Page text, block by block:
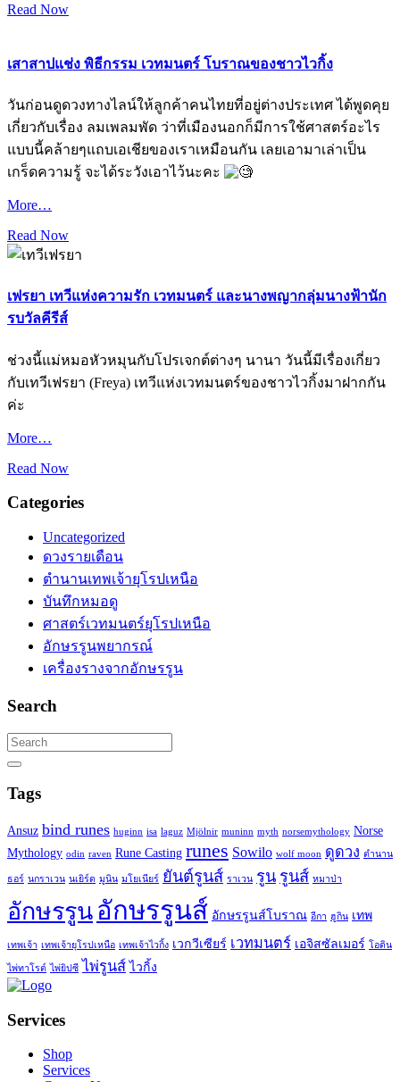
Read Now
เสาสาปแช่ง พิธีกรรม เวทมนตร์ โบราณของชาวไวกิ้ง
วันก่อนดูดวงทางไลน์ให้ลูกค้าคนไทยที่อยู่ต่างประเทศ ได้พูดคุย
เกี่ยวกับเรื่อง ลมเพลมพัด ว่าที่เมืองนอกก็มีการใช้ศาสตร์อะไร
แบบนี้คล้ายๆแถบเอเชียของเราเหมือนกัน เลยเอามาเล่าเป็น
เกร็ดความรู้ จะได้ระวังเอาไว้นะคะ
More…
Read Now
เฟรยา เทวีแห่งความรัก เวทมนตร์ และนางพญากลุ่มนางฟ้านัก
รบวัลคีรีส์
ช่วงนี้แม่หมอหัวหมุนกับโปรเจกต์ต่างๆ นานา วันนี้มีเรื่องเกี่ยว
กับเทวีเฟรยา (Freya) เทวีแห่งเวทมนตร์ของชาวไวกิ้งมาฝากกัน
ค่ะ
More…
Read Now
Categories
Uncategorized
ดวงรายเดือน
ตำนานเทพเจ้ายุโรปเหนือ
บันทึกหมอดู
ศาสตร์เวทมนตร์ยุโรปเหนือ
อักษรรูนพยากรณ์
เครื่องรางจากอักษรรูน
Search
Search
for:
Search
Tags
Ansuz bind runes huginn isa laguz Mjölnir muninn myth norsemythology Norse
Mythology odin raven Rune Casting runes Sowilo wolf moon ดูดวง ตำนาน
ธอร์ นกราเวน นเยิร์ด มูนิน มโยเนียร์ ยันต์รูนส์ ราเวน รูน รูนส์ หมาป่า
อักษรรูน อักษรรูนส์ อักษรรูนส์โบราณ อีกา ฮูกิน เทพ
เทพเจ้า เทพเจ้ายุโรปเหนือ เทพเจ้าไวกิ้ง เวกวีเซียร์ เวทมนตร์ เอจิสซัลเมอร์ โอดิน
ไพ่ทาโรต์ ไพ่ยิปซี ไพ่รูนส์ ไวกิ้ง
Services
Shop
Services